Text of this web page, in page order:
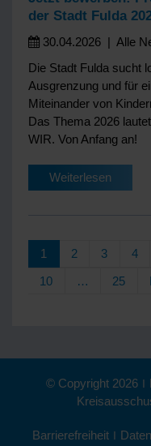
der Stadt Fulda
30.04.2026 |Alle
Die Stadt Fulda sucht
Ausgrenzung und für
Miteinander von
Das Thema 2026
WIR. Von Anfang an!
Weiterlesen
1 2 3 4
10
… 25
© Copyright 2026 |
Barrierefreiheit |